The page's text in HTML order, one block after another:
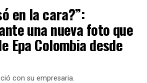
le pasó en la cara?”:
nueva foto que se conoció de
prisión
fue tema de conversación
tras varios meses de volver a su
se encuentra actualmente su
en la cara?”:
una nueva foto que
Epa Colombia desde
con su empresaria.